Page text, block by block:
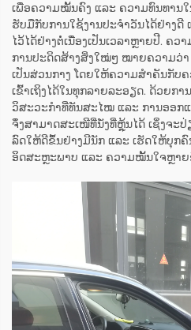
ເພື່ອຄວາມໝັ້ນຄົງ ແລະ ຄວາມທົນທານ
ຮັບມືກັບການໃຊ້ງານປະຈຳວັນໄດ້ຢ່າງ
ໄວ້ໄດ້ຢ່າງຕໍ່ເນື່ອງເປັນເວລາຫຼາຍປີ. ຄ
ການປະດິດສ້າງສິ່ງໃໝ່ໆ ໝາຍຄວາມວ່
ເປັນສ່ວນກາງ ໂດຍໃຫ້ຄວາມສຳຄັນກັບ
ເຂົ້າເຖິງໄດ້ໃນທຸກລາຍລະອຽດ. ດ້ວຍກ
ວິສະວະກຳທີ່ທັນສະໄໝ ແລະ ການອອກ
ຈຶ່ງສາມາດສະເໜີທີ່ນັ່ງທີ່ຫຼຸ້ນໄດ້ ເຊິ່ງຈະ
ລົດໃຫ້ດີຂຶ້ນຢ່າງມີນັກ ແລະ ເຮັດໃຫ້ບຸກ
ອິດສະຫຼະພາບ ແລະ ຄວາມໝັ້ນໃຈຫຼາຍ